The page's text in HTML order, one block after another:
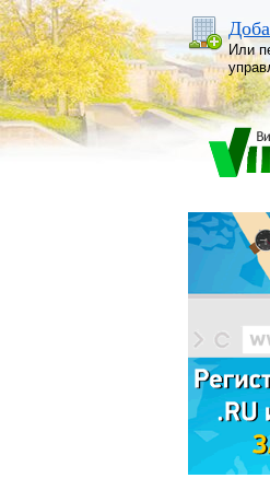
Или